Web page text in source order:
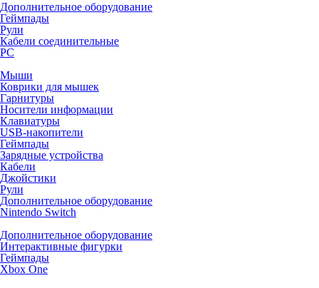
Дополнительное оборудование
Геймпады
Рули
Кабели соединительные
PC
Мыши
Коврики для мышек
Гарнитуры
Носители информации
Клавиатуры
USB-накопители
Геймпады
Зарядные устройства
Кабели
Джойстики
Рули
Дополнительное оборудование
Nintendo Switch
Дополнительное оборудование
Интерактивные фигурки
Геймпады
Xbox One